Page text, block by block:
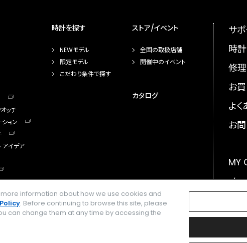
ッチ
ョン
アイデア
時計を探す
NEWモデル
限定モデル
こだわり条件で探す
ストア/イベント
全国の取扱店舗
開催中のイベント
カタログ
サ
時
修理
お
よ
お
MY
メ
information about how we use cookies and
. Before continuing to browse this site, please
can change them at any time by accessing the